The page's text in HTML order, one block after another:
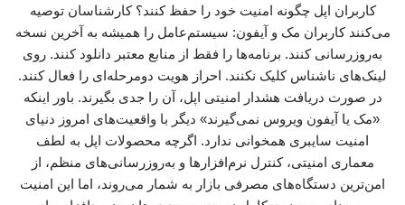
کاربران اپل چگونه امنیت خود را حفظ کنند؟ کارشناسان توصیه
می‌کنند کاربران مک و آیفون: سیستم‌عامل را همیشه به آخرین نسخه
به‌روزرسانی کنند. برنامه‌ها را فقط از منابع معتبر دانلود کنند. روی
لینک‌های ناشناس کلیک نکنند. احراز هویت دومرحله‌ای را فعال کنند.
در صورت دریافت هشدار امنیتی اپل، آن را جدی بگیرند. باور اینکه
«مک یا آیفون ویروس نمی‌گیرند» دیگر با واقعیت‌های امروز دنیای
امنیت سایبری همخوانی ندارد. اگرچه محصولات اپل به لطف
معماری امنیتی، کنترل نرم‌افزارها و به‌روزرسانی‌های منظم، از
امن‌ترین دستگاه‌های مصرفی بازار به شمار می‌روند، اما این امنیت